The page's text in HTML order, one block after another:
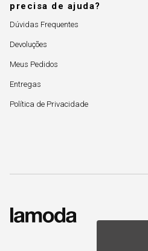
precisa de ajuda?
Dúvidas Frequentes
Devoluções
Meus Pedidos
Entregas
Política de Privacidade